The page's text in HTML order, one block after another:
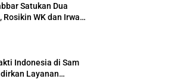
Satukan Dua
Rosikin WK dan Irwan
Pertunjukan Kolosal
Indonesia di Sam
Layanan